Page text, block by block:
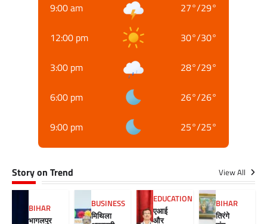
9:00 am 27°/29°
12:00 pm 30°/30°
3:00 pm 28°/29°
6:00 pm 26°/26°
9:00 pm 25°/25°
Story on Trend View All
BIHAR
भागलपुर
BUSINESS
मिथिला
EDUCATION
एआई
और
BIHAR
तिरंगे